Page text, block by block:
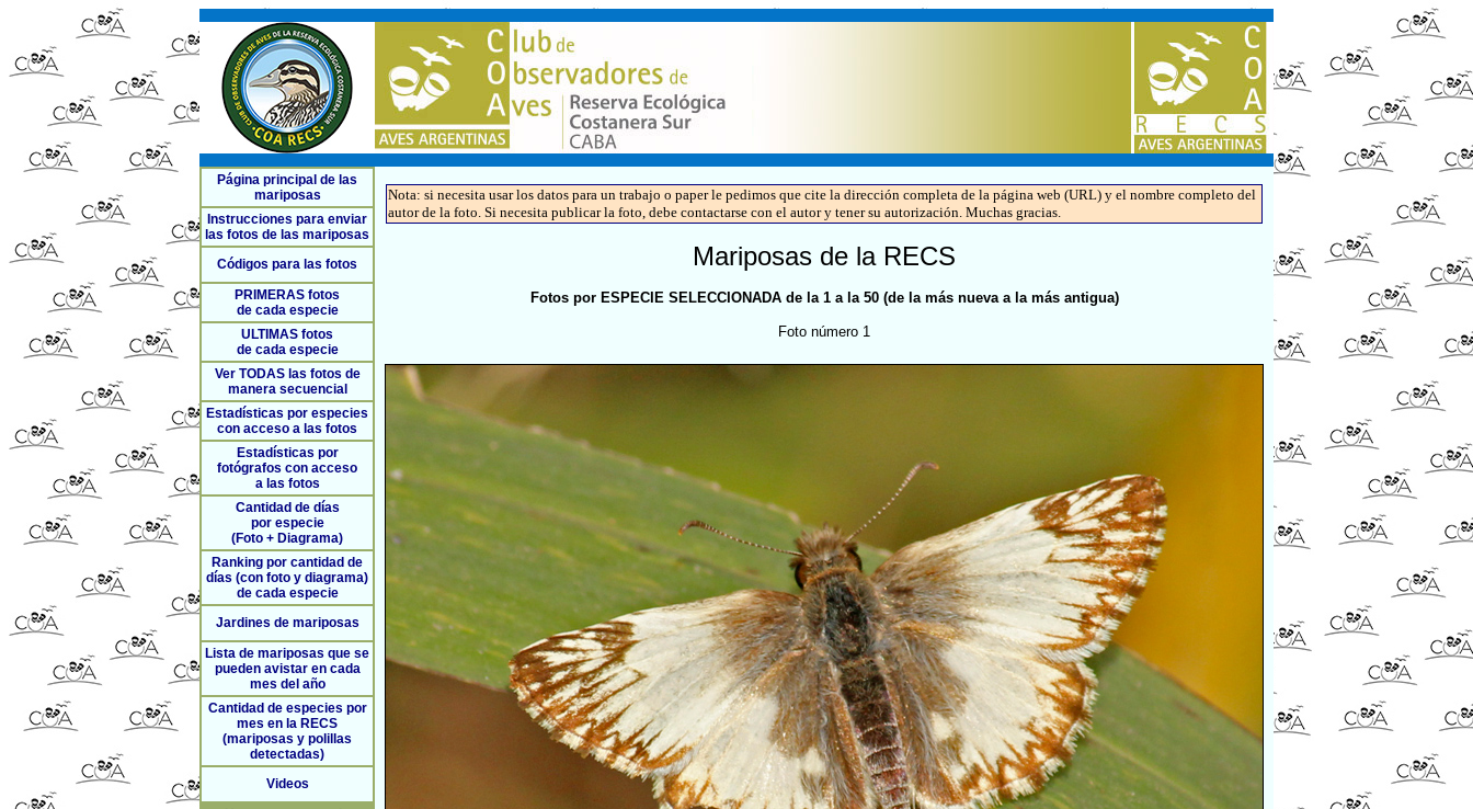
Página principal de las
mariposas
Instrucciones para enviar
las fotos de las mariposas
Códigos para las fotos
PRIMERAS fotos
de cada especie
ULTIMAS fotos
de cada especie
Ver TODAS las fotos de
manera secuencial
Estadísticas por especies
con acceso a las fotos
Estadísticas por
fotógrafos con acceso
a las fotos
Cantidad de días
por especie
(Foto + Diagrama)
Ranking por cantidad de
días (con foto y diagrama)
de cada especie
Jardines de mariposas
Lista de mariposas que se
pueden avistar en cada
mes del año
Cantidad de especies por
mes en la RECS
(mariposas y polillas
detectadas)
Videos
Nota: si necesita usar los datos para un trabajo o paper le pedimos que cite la dirección completa de la página web (URL) y el nombre completo del
autor de la foto. Si necesita publicar la foto, debe contactarse con el autor y tener su autorización. Muchas gracias.
Mariposas de la RECS
Fotos por ESPECIE SELECCIONADA de la 1 a la 50 (de la más nueva a la más antigua)
Foto número 1